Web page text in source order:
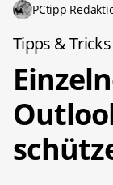
PCtipp
Tipps & Tricks